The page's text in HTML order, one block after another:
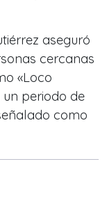
aseguró
cercanas
«Loco
un periodo de
como